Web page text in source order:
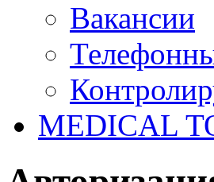
Вакансии
MEDICAL